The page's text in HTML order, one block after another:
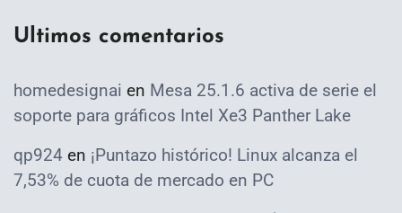
Ultimos comentarios
homedesignai en Mesa 25.1.6 activa de serie el
soporte para gráficos Intel Xe3 Panther Lake
qp924 en ¡Puntazo histórico! Linux alcanza el
7,53% de cuota de mercado en PC